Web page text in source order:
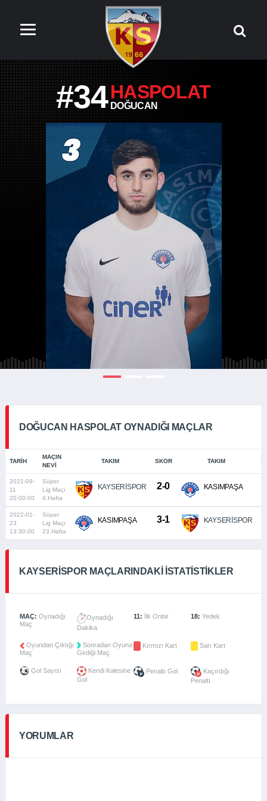
#34HASPOLAT
DOĞUCAN
DOĞUCAN HASPOLAT OYNADIĞI MAÇLAR
TARIH
MAÇIN
NEVI
TAKIM SKOR TAKIM
2021-09-
11
20:00:00
Süper
Lig Maçı
4.Hafta
KAYSERİSPOR
-
2-0 KASIMPAŞA
-
2022-01-
23
13:30:00
Süper
Lig Maçı
23.Hafta
KASIMPAŞA
-
3-1 KAYSERİSPOR
-
KAYSERISPOR MAÇLARINDAKI İSTATISTIKLER
MAÇ: Oynadığı
Maç
Oynadığı
Dakika
11: İlk Onbir 18: Yedek
Oyundan Çıktığı
Maç
Sonradan Oyuna
Girdiği Maç
Kırmızı Kart Sarı Kart
Gol Sayısı
Kendi Kalesine
Gol
Penaltı Gol
Kaçırdığı
Penaltı
YORUMLAR